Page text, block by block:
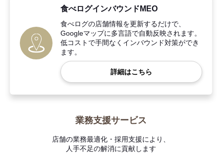
食べログインバウンドMEO
食べログの店舗情報を更新するだけで、
Googleマップに多言語で自動反映されます。
低コストで手間なくインバウンド対策ができ
ます。
詳細はこちら
業務支援サービス
店舗の業務最適化・採用支援により、
人手不足の解消に貢献します